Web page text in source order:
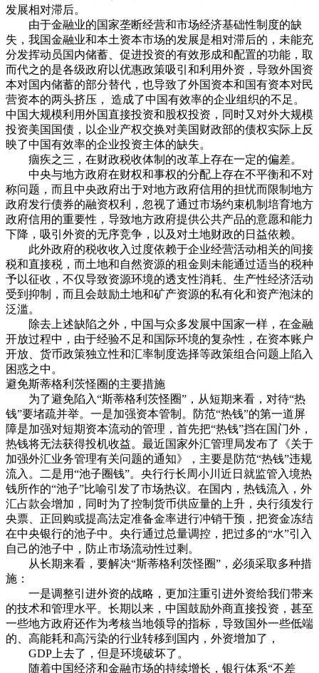
发展相对滞后。
由于金融业的国家垄断经营和市场经济基础性制度的缺
失，我国金融业和本土资本市场的发展是相对滞后的，未能充
分发挥动员国内储蓄、促进投资的有效形成和配置的功能，取
而代之的是各级政府以优惠政策吸引和利用外资，导致外国资
本对国内储蓄的部分替代，也导致了外国资本和国有资本对民
营资本的两头挤压， 造成了中国有效率的企业组织的不足。
中国大规模利用外国直接投资和股权投资，同时又对外大规模
投资美国国债，以企业产权交换对美国财政部的债权实际上反
映了中国有效率的企业投资主体的缺失。
痼疾之三，在财政税收体制的改革上存在一定的偏差。
中央与地方政府在财权和事权的分配上存在不平衡和不对
称问题，而且中央政府出于对地方政府信用的担忧而限制地方
政府发行债券的融资权利，忽视了通过市场约束机制培育地方
政府信用的重要性，导致地方政府提供公共产品的意愿和能力
下降，吸引外资的无序竞争，以及对土地财政的日益依赖。
此外政府的税收收入过度依赖于企业经营活动相关的间接
税和直接税，而土地和自然资源的租金则未能通过适当的税种
予以征收，不仅导致资源环境的透支性消耗、生产性经济活动
受到抑制，而且会鼓励土地和矿产资源的私有化和资产泡沫的
泛滥。
除去上述缺陷之外，中国与众多发展中国家一样，在金融
开放过程中，由于经验不足和国际环境的复杂性，在资本账户
开放、货币政策独立性和汇率制度选择等政策组合问题上陷入
困惑之中。
避免斯蒂格利茨怪圈的主要措施
为了避免陷入“斯蒂格利茨怪圈”，从短期来看，对待“热
钱”要堵疏并举。一是加强资本管制。防范“热钱”的第一道屏
障是加强对短期资本流动的管理，首先把“热钱”挡在国门外，
热钱将无法获得投机收益。最近国家外汇管理局发布了《关于
加强外汇业务管理有关问题的通知》，主要是防范“热钱”违规
流入。二是用“池子圈钱”。央行行长周小川近日就监管入境热
钱所作的“池子”比喻引发了市场热议。在国内，热钱流入，外
汇占款会增加，同时为了控制货币供应量的上升，央行须发行
央票、正回购或提高法定准备金率进行冲销干预，把资金冻结
在中央银行的池子中。央行通过总量调控，把过多的“水”引入
自己的池子中，防止市场流动性过剩。
从长期来看，要解决“斯蒂格利茨怪圈”，必须采取多种措
施：
一是调整引进外资的战略，更加注重引进外资给我们带来
的技术和管理水平。长期以来，中国鼓励外商直接投资，甚至
一些地方政府还作为考核当地领导的指标，导致国外一些低端
的、高能耗和高污染的行业转移到国内，外资增加了，
GDP上去了，但是环境破坏了。
随着中国经济和金融市场的持续增长，银行体系“不差